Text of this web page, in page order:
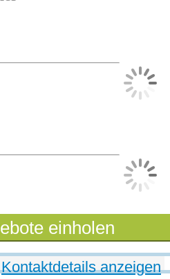
einholen
Kontaktdetails anzeigen